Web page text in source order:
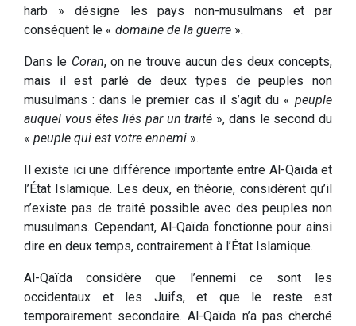
harb » désigne les pays non-musulmans et par
conséquent le « domaine de la guerre ».
Dans le Coran, on ne trouve aucun des deux concepts,
mais il est parlé de deux types de peuples non
musulmans : dans le premier cas il s’agit du « peuple
auquel vous êtes liés par un traité », dans le second du
« peuple qui est votre ennemi ».
Il existe ici une différence importante entre Al-Qaïda et
l’État Islamique. Les deux, en théorie, considèrent qu’il
n’existe pas de traité possible avec des peuples non
musulmans. Cependant, Al-Qaïda fonctionne pour ainsi
dire en deux temps, contrairement à l’État Islamique.
Al-Qaïda considère que l’ennemi ce sont les
occidentaux et les Juifs, et que le reste est
temporairement secondaire. Al-Qaïda n’a pas cherché